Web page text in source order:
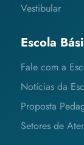
Vestibular
Escola
Fale com a
Notícias da
Proposta
Setores de